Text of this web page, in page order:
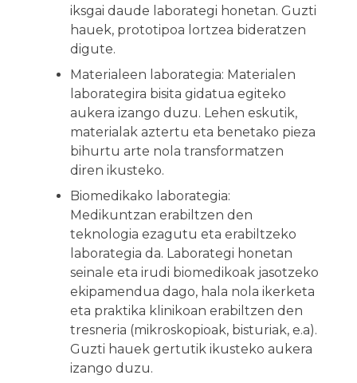
iksgai daude laborategi honetan. Guzti
hauek, prototipoa lortzea bideratzen
digute.
Materialeen laborategia: Materialen
laborategira bisita gidatua egiteko
aukera izango duzu. Lehen eskutik,
materialak aztertu eta benetako pieza
bihurtu arte nola transformatzen
diren ikusteko.
Biomedikako laborategia:
Medikuntzan erabiltzen den
teknologia ezagutu eta erabiltzeko
laborategia da. Laborategi honetan
seinale eta irudi biomedikoak jasotzeko
ekipamendua dago, hala nola ikerketa
eta praktika klinikoan erabiltzen den
tresneria (mikroskopioak, bisturiak, e.a).
Guzti hauek gertutik ikusteko aukera
izango duzu.